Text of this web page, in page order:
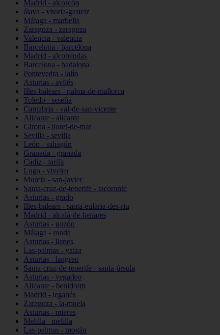
Madrid - alcorcón
álava - vitoria-gasteiz
Málaga - marbella
Zaragoza - zaragoza
Valencia - valencia
Barcelona - barcelona
Madrid - alcobendas
Barcelona - badalona
Pontevedra - lalín
Asturias - avilés
Illes-balears - palma-de-mallorca
Toledo - seseña
Cantabria - val-de-san-vicente
Alicante - alicante
Girona - lloret-de-mar
Sevilla - sevilla
León - sahagún
Granada - granada
Cádiz - tarifa
Lugo - viveiro
Murcia - san-javier
Santa-cruz-de-tenerife - tacoronte
Asturias - grado
Illes-balears - santa-eulària-des-riu
Madrid - alcalá-de-henares
Asturias - gozón
Málaga - ronda
Asturias - llanes
Las-palmas - yaiza
Asturias - langreo
Santa-cruz-de-tenerife - santa-úrsula
Asturias - vegadeo
Alicante - benidorm
Madrid - leganés
Zaragoza - la-muela
Asturias - mieres
Melilla - melilla
Las-palmas - mogán